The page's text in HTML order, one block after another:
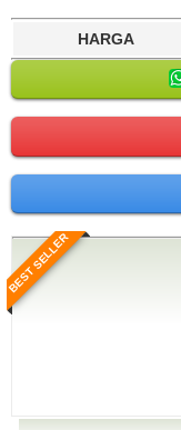
HARGA
BEST SELLER